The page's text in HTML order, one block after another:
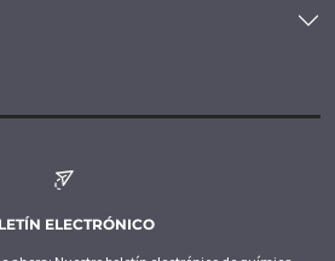
ELECTRÓNICO